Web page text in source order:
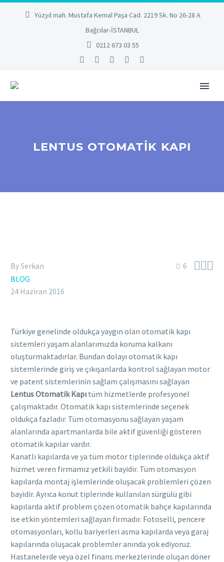
Yüzyıl mah. Mustafa Kemal Paşa Cad. 2219 Sk. No 26-28 A
Bağcılar-İSTANBUL
0212 673 03 55
LENTUS OTOMATİK KAPI
6 
By Serkan
BLOG
24 Haziran 2016
Türkiye genelinde oldukça yaygın olan otomatik kapı
sistemleri yaşam alanlarımızda koruma kalkanı
oluşturmaktadırlar. Bundan dolayı otomatik kapı
sistemlerinde giriş ve çıkışanlarda kontrol sağlayan motor
ve patent sistemlerinin sağlam çalışmasını sağlayan
Lentus Otomatik Kapı tüm hizmetlerde profesyonel
çalışmaktadır. Otomatik kapı sistemlerinde seçenek
oldukça fazladır. Tüm otomasyonu sağlayan yaşam
alanlarında apartmanlarda bile aktif güvenliği gösteren
otomatik kapılar vardır.
Kanatlı kapılarda ve ya tüm motor tiplerinde oldukça aktif
hizmet veren firmamız yetkili bayidir. Tüm otomasyon
kapılarda montaj işlemlerinde oluşacak problemleri çözen
bayidir. Ayrıca konut tiplerinde kullanılan sürgülü gibi
kapılarda aktif problem çözen otomatik bahçe kapılarında
ise etkin yöntemleri sağlayan firmadır. Fotoselli, pencere
otomasyonları, kollu bariyerleri asma kapılarda veya garaj
kapılarında oluşacak problemler anında yok ediyoruz.
Hastanelerde veya özel finans merkezlerinde oluşan döner